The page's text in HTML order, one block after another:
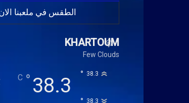
الطقس في ملعبنا
KHARTOUM
Few Clouds
38.3
°
C 38.3
°
38.3